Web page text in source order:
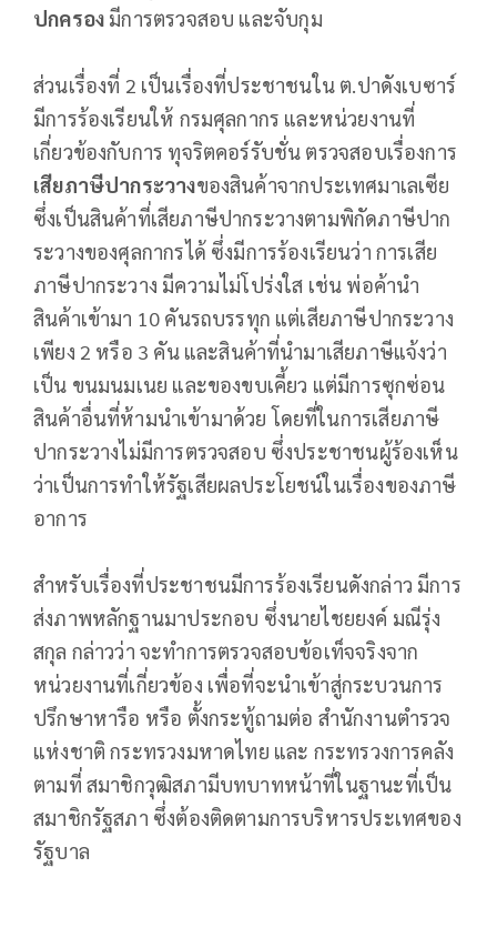
ปกครอง มีการตรวจสอบ และจับกุม
ส่วนเรื่องที่ 2 เป็นเรื่องที่ประชาชนใน ต.ปาดังเบซาร์
มีการร้องเรียนให้ กรมศุลกากร และหน่วยงานที่
เกี่ยวข้องกับการ ทุจริตคอร์รับชั่น ตรวจสอบเรื่องการ
เสียภาษีปากระวางของสินค้าจากประเทศมาเลเซีย
ซึ่งเป็นสินค้าที่เสียภาษีปากระวางตามพิกัดภาษีปาก
ระวางของศุลกากรได้ ซึ่งมีการร้องเรียนว่า การเสีย
ภาษีปากระวาง มีความไม่โปร่งใส เช่น พ่อค้านำ
สินค้าเข้ามา 10 คันรถบรรทุก แต่เสียภาษีปากระวาง
เพียง 2 หรือ 3 คัน และสินค้าที่นำมาเสียภาษีแจ้งว่า
เป็น ขนมนมเนย และของขบเคี้ยว แต่มีการซุกซ่อน
สินค้าอื่นที่ห้ามนำเข้ามาด้วย โดยที่ในการเสียภาษี
ปากระวางไม่มีการตรวจสอบ ซึ่งประชาชนผู้ร้องเห็น
ว่าเป็นการทำให้รัฐเสียผลประโยชน์ในเรื่องของภาษี
อาการ
สำหรับเรื่องที่ประชาชนมีการร้องเรียนดังกล่าว มีการ
ส่งภาพหลักฐานมาประกอบ ซึ่งนายไชยยงค์ มณีรุ่ง
สกุล กล่าวว่า จะทำการตรวจสอบข้อเท็จจริงจาก
หน่วยงานที่เกี่ยวข้อง เพื่อที่จะนำเข้าสู่กระบวนการ
ปรึกษาหารือ หรือ ตั้งกระทู้ถามต่อ สำนักงานตำรวจ
แห่งชาติ กระทรวงมหาดไทย และ กระทรวงการคลัง
ตามที่ สมาชิกวุฒิสภามีบทบาทหน้าที่ในฐานะที่เป็น
สมาชิกรัฐสภา ซึ่งต้องติดตามการบริหารประเทศของ
รัฐบาล